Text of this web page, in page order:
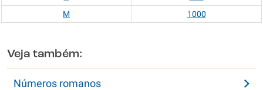
M
1000
Veja também:
Números romanos